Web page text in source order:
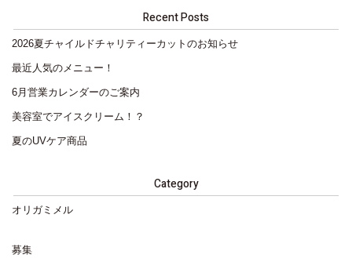
Recent Posts
2026夏チャイルドチャリティーカットのお知らせ
最近人気のメニュー！
6月営業カレンダーのご案内
美容室でアイスクリーム！？
夏のUVケア商品
Category
オリガミメル
募集